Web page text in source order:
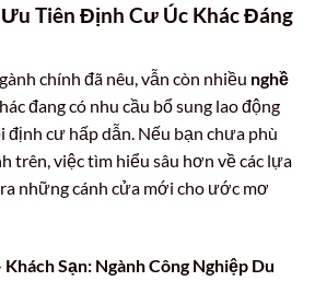
Tiên Định Cư Úc Khác Đáng
chính đã nêu, vẫn còn nhiều nghề
đang có nhu cầu bổ sung lao động
định cư hấp dẫn. Nếu bạn chưa phù
trên, việc tìm hiểu sâu hơn về các lựa
những cánh cửa mới cho ước mơ
Sạn: Ngành Công Nghiệp Du